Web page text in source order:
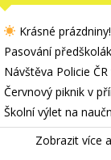
Krásné prázdniny!
Pasování
Návštěva Policie
Červnový piknik v
Školní výlet na
Zobrazit více